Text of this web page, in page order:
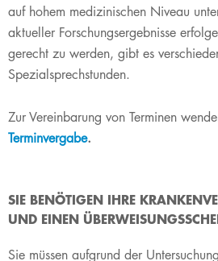
auf hohem medizinischen Niveau
aktueller Forschungsergebnisse
gerecht zu werden, gibt es
Spezialsprechstunden.
Zur Vereinbarung von Terminen
Terminvergabe​.
SIE BENÖTIGEN IHRE
UND EINEN
Sie müssen aufgrund der